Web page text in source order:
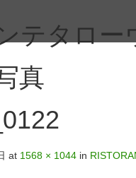
テタロー
真
at 1568 × 1044 in